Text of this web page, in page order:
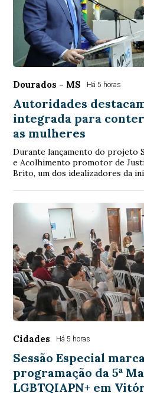
Dourados - MS Há 5 horas
Autoridades
integrada para
as mulheres
Durante lançamento do projeto
e Acolhimento promotor de
Brito, um dos idealizadores da
Cidades Há 5 horas
Sessão Especial
programação da 5ª
LGBTQIAPN+ em